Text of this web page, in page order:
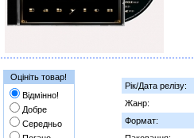
Оцініть товар!
Відмінно!
Добре
Середньо
Рік/Дата релізу:
Жанр:
Формат: